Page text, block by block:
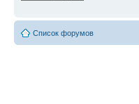
Список форумов